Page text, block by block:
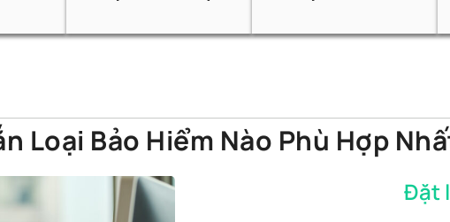
Loại Bảo Hiểm Nào Phù Hợp
Đặt